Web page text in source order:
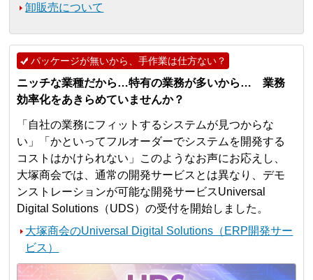
卸販売について
パッケージが無いから、手作業は仕方ない？
ニッチな業種だから…特有の業務が多いから… 業務
効率化をあきらめていませんか？
「自社の業務にフィットするシステムが見つからな
い」「かといってフルオーダーでシステムを開発する
コストはかけられない」このようなお声にお応えし、
大塚商会では、通常の開発サービスとは異なり、デモ
ンストレーションが可能な開発サービスUniversal
Digital Solutions（UDS）の受付を開始しました。
大塚商会のUniversal Digital Solutions（ERP開発サー
ビス）